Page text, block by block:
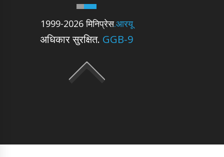
1999-2026 मिनिप्रेस.आरयू
अधिकार सुरक्षित. GGB-9